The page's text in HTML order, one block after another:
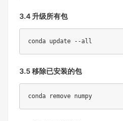
3.4 升级所有包
conda update --all
3.5 移除已安装的包
conda remove numpy